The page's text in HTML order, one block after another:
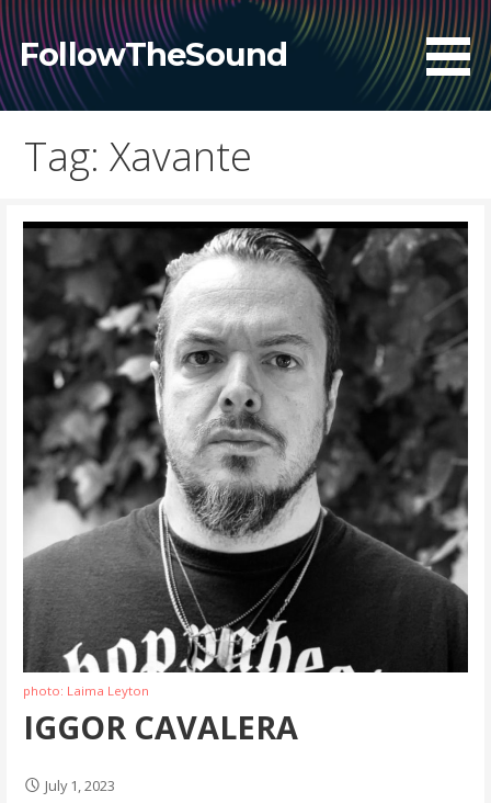
Skip
to
content
FollowTheSound
Tag: Xavante
photo: Laima Leyton
IGGOR CAVALERA
July 1, 2023